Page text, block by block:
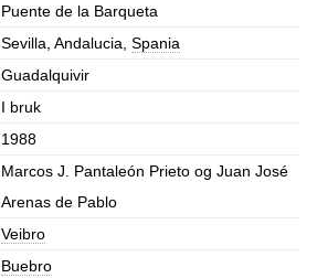
Puente de la Barqueta
Sevilla, Andalucia, Spania
Guadalquivir
I bruk
1988
Marcos J. Pantaleón Prieto og Juan José
Arenas de Pablo
Veibro
Buebro